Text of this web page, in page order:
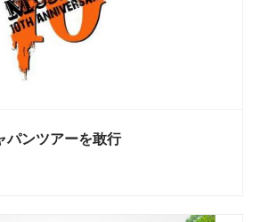
ンツアーを敢行